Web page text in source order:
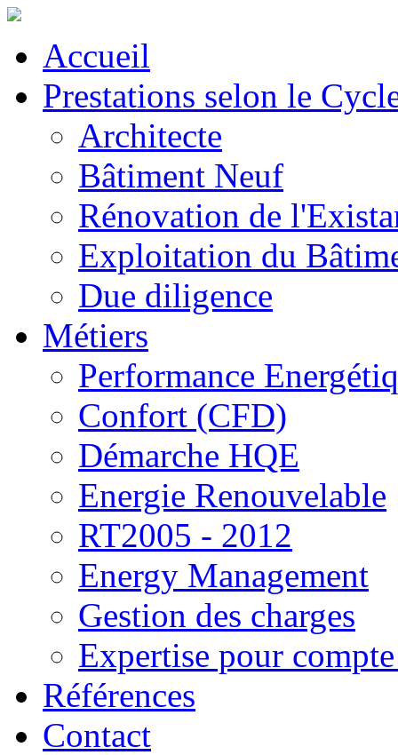
Accueil
Prestations selon le
Architecte
Bâtiment Neuf
Rénovation de
Exploitation du
Due diligence
Métiers
Performance
Confort (CFD)
Démarche HQE
Energie Renouvelable
RT2005 - 2012
Energy Management
Gestion des charges
Expertise pour
Références
Contact